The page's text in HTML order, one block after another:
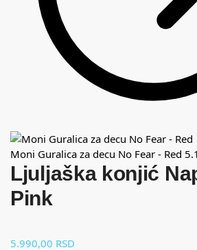
Moni Guralica za decu No Fear - Red
Ljuljaška konjić
Pink
5.990,00 RSD